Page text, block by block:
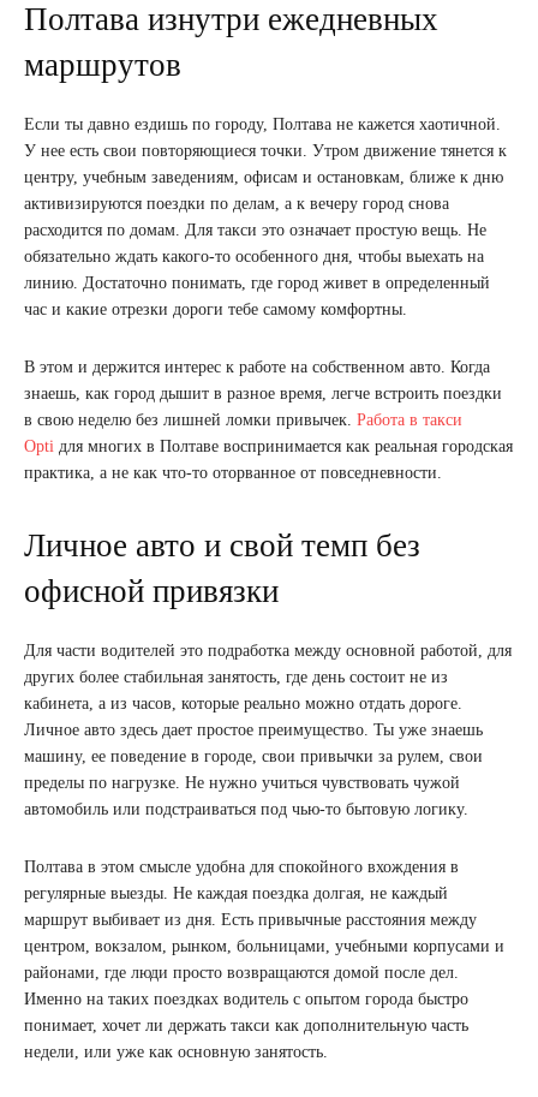
Полтава изнутри ежедневных
маршрутов
Если ты давно ездишь по городу, Полтава не кажется хаотичной.
У нее есть свои повторяющиеся точки. Утром движение тянется к
центру, учебным заведениям, офисам и остановкам, ближе к дню
активизируются поездки по делам, а к вечеру город снова
расходится по домам. Для такси это означает простую вещь. Не
обязательно ждать какого-то особенного дня, чтобы выехать на
линию. Достаточно понимать, где город живет в определенный
час и какие отрезки дороги тебе самому комфортны.
В этом и держится интерес к работе на собственном авто. Когда
знаешь, как город дышит в разное время, легче встроить поездки
в свою неделю без лишней ломки привычек. Работа в такси
Opti для многих в Полтаве воспринимается как реальная городская
практика, а не как что-то оторванное от повседневности.
Личное авто и свой темп без
офисной привязки
Для части водителей это подработка между основной работой, для
других более стабильная занятость, где день состоит не из
кабинета, а из часов, которые реально можно отдать дороге.
Личное авто здесь дает простое преимущество. Ты уже знаешь
машину, ее поведение в городе, свои привычки за рулем, свои
пределы по нагрузке. Не нужно учиться чувствовать чужой
автомобиль или подстраиваться под чью-то бытовую логику.
Полтава в этом смысле удобна для спокойного вхождения в
регулярные выезды. Не каждая поездка долгая, не каждый
маршрут выбивает из дня. Есть привычные расстояния между
центром, вокзалом, рынком, больницами, учебными корпусами и
районами, где люди просто возвращаются домой после дел.
Именно на таких поездках водитель с опытом города быстро
понимает, хочет ли держать такси как дополнительную часть
недели, или уже как основную занятость.